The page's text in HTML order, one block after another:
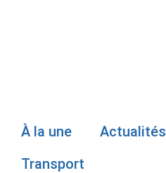
À la une Actualités
Transport